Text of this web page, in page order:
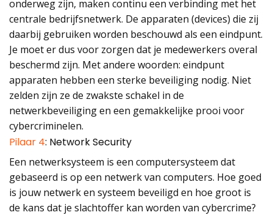
onderweg zijn, maken continu een verbinding met het
centrale bedrijfsnetwerk. De apparaten (devices) die zij
daarbij gebruiken worden beschouwd als een eindpunt.
Je moet er dus voor zorgen dat je medewerkers overal
beschermd zijn. Met andere woorden: eindpunt
apparaten hebben een sterke beveiliging nodig. Niet
zelden zijn ze de zwakste schakel in de
netwerkbeveiliging en een gemakkelijke prooi voor
cybercriminelen.
Pilaar 4: Network Security
Een netwerksysteem is een computersysteem dat
gebaseerd is op een netwerk van computers. Hoe goed
is jouw netwerk en systeem beveiligd en hoe groot is
de kans dat je slachtoffer kan worden van cybercrime?